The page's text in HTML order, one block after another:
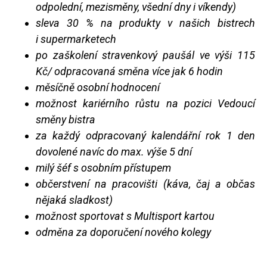
odpolední, mezisměny, všední dny i víkendy)
sleva 30 % na produkty v našich bistrech
i supermarketech
po zaškolení stravenkový paušál ve výši 115
Kč/ odpracovaná směna více jak 6 hodin
měsíčně osobní hodnocení
možnost kariérního růstu na pozici Vedoucí
směny bistra
za každý odpracovaný kalendářní rok 1 den
dovolené navíc do max. výše 5 dní
milý šéf s osobním přístupem
občerstvení na pracovišti (káva, čaj a občas
nějaká sladkost)
možnost sportovat s Multisport kartou
odměna za doporučení nového kolegy